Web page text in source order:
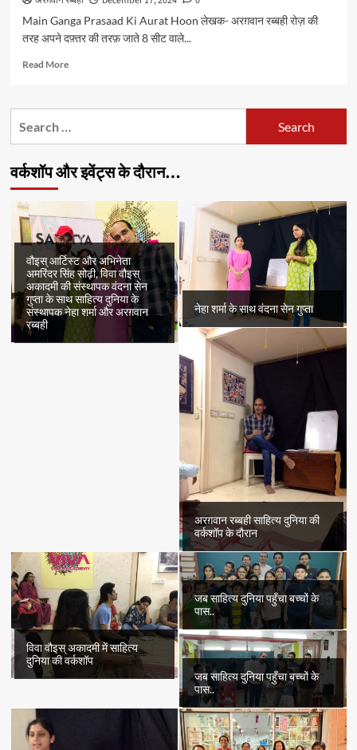
Main Ganga Prasaad Ki Aurat Hoon लेखक- अरग़वान रब्बही रोज़ की
तरह अपने दफ़्तर की तरफ़ जाते 8 सीट वाले...
Read MoreRead
“मैं
औरत
वर्कशॉप और इवेंट्स के दौरान…
वौइस् आर्टिस्ट और अभिनेता
अमरिंदर सिंह सोढ़ी, विवा वौइस्
अकादमी की संस्थापक वंदना सेन
गुप्ता के साथ साहित्य दुनिया के
संस्थापक नेहा शर्मा और अरग़वान
रब्बही
नेहा शर्मा के साथ वंदना सेन गुप्ता
अरग़वान रब्बही साहित्य दुनिया की
वर्कशॉप के दौरान
विवा वौइस् अकादमी में साहित्य
दुनिया की वर्कशॉप
जब साहित्य दुनिया पहुँचा बच्चों के
पास..
जब साहित्य दुनिया पहुँचा बच्चों के
पास..